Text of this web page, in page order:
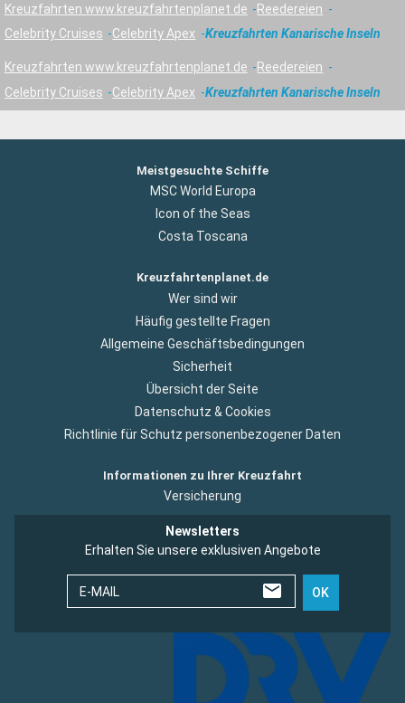
Kreuzfahrten www.kreuzfahrtenplanet.de
Reedereien
Celebrity Cruises
Celebrity Apex Kreuzfahrten Kanarische Inseln
Kreuzfahrten www.kreuzfahrtenplanet.de
Reedereien
Celebrity Cruises
Celebrity Apex Kreuzfahrten Kanarische Inseln
Meistgesuchte Schiffe
MSC World Europa
Icon of the Seas
Costa Toscana
Kreuzfahrtenplanet.de
Wer sind wir
Häufig gestellte Fragen
Allgemeine Geschäftsbedingungen
Sicherheit
Übersicht der Seite
Datenschutz & Cookies
Richtlinie für Schutz personenbezogener Daten
Informationen zu Ihrer Kreuzfahrt
Versicherung
Newsletters
Erhalten Sie unsere exklusiven Angebote
E-MAIL OK